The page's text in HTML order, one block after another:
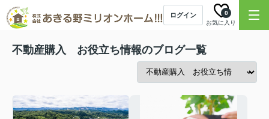
ログイン
お気に入り
0
不動産購入 お役立ち情報のブログ一覧